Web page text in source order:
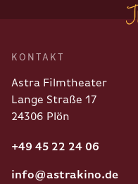
KONTAKT
Astra Filmtheater
Lange Straße 17
24306 Plön
+49 45 22 24 06
info@astrakino.de